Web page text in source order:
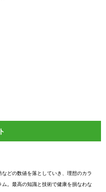
どの数値を落としていき、理想のカラ
。最高の知識と技術で健康を損なわな